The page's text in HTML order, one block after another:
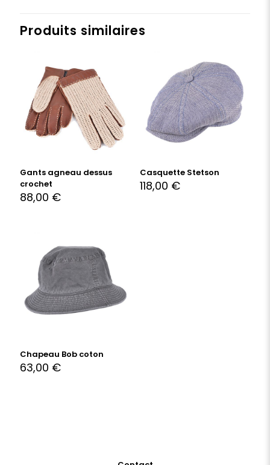
Produits similaires
Gants agneau dessus
crochet
88,00 €
Casquette Stetson
118,00 €
Chapeau Bob coton
63,00 €